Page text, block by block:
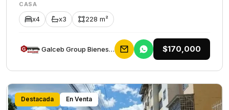
CASA
x4 x3 228 m²
Galceb Group Bienes Raices $170,000
Destacada En Venta